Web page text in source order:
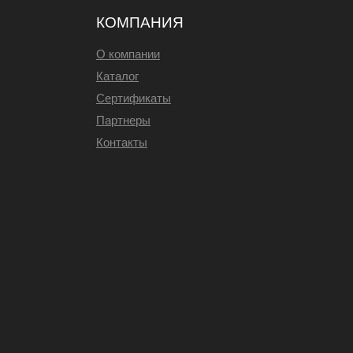
КОМПАНИЯ
О компании
Каталог
Сертификаты
Партнеры
Контакты